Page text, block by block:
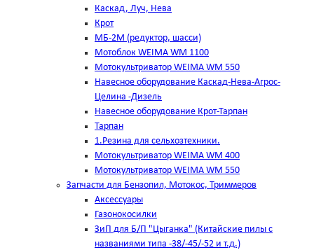
Каскад, Луч, Нева
Крот
МБ-2М (редуктор, шасси)
Мотоблок WEIMA WM 1100
Мотокультриватор WEIMA WM 550
Навесное оборудование Каскад-Нева-Агрос-
Целина -Дизель
Навесное оборудование Крот-Тарпан
Тарпан
1.Резина для сельхозтехники.
Мотокультриватор WEIMA WM 400
Мотокультриватор WEIMA WM 550
Запчасти для Бензопил, Мотокос, Триммеров
Аксессуары
Газонокосилки
ЗиП для Б/П "Цыганка" (Китайские пилы с
названиями типа -38/-45/-52 и т.д.)